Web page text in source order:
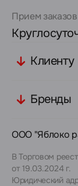
Прием
Клиенту
Бренды
ООО "Яблоко
В Торговом
от 19.03.2024 г.
Юридический